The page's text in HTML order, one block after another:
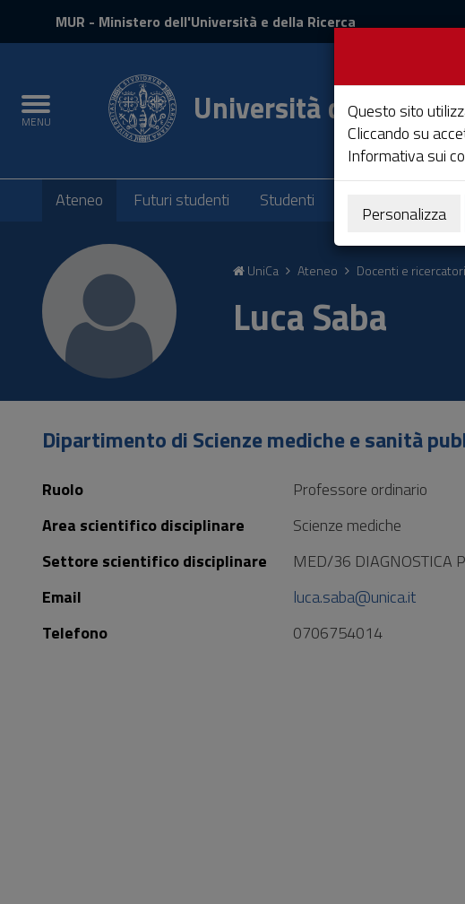
Contenuto
navigazione
MUR - Ministero dell'Università e della Ricerca
Toggle
navigation
MENU Università degli
Submenu
Ateneo Futuri studenti Studenti
UniCa Ateneo Docenti e ricercatori
Luca Saba
Dipartimento di Scienze mediche e sanità
Ruolo
Professore ordinario
Area scientifico disciplinare
Scienze mediche
Settore scientifico disciplinare
MED/36 DIAGNOSTICA
Email
luca.saba@unica.it
Telefono
0706754014
Questo sito
Cliccando su
Informativa sui
Personalizza